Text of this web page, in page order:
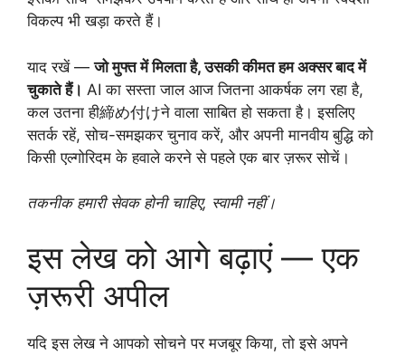
विकल्प भी खड़ा करते हैं।
याद रखें —जो मुफ्त में मिलता है, उसकी कीमत हम अक्सर बाद में
चुकाते हैं। AI का सस्ता जाल आज जितना आकर्षक लग रहा है,
कल उतना ही締め付けने वाला साबित हो सकता है। इसलिए
सतर्क रहें, सोच-समझकर चुनाव करें, और अपनी मानवीय बुद्धि को
किसी एल्गोरिदम के हवाले करने से पहले एक बार ज़रूर सोचें।
तकनीक हमारी सेवक होनी चाहिए, स्वामी नहीं।
इस लेख को आगे बढ़ाएं — एक
ज़रूरी अपील
यदि इस लेख ने आपको सोचने पर मजबूर किया, तो इसे अपने